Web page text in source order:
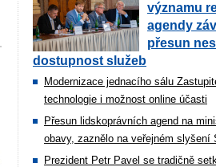
významu
agendy
přesun
dostupnost služeb
Modernizace jednacího sálu
technologie i možnost online účasti
Přesun lidskoprávních agend na
obavy, zaznělo na veřejném slyšení
Prezident Petr Pavel se tradičně